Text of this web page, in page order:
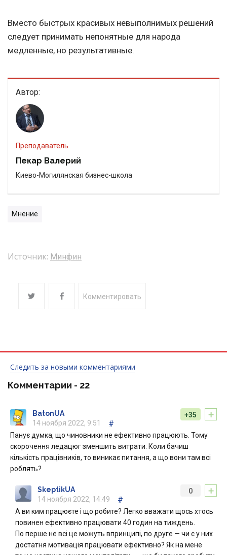
Вместо быстрых красивых невыполнимых решений
следует принимать непонятные для народа
медленные, но результативные.
Автор:
Преподаватель
Пекар Валерий
Киево-Могилянская бизнес-школа
Мнение
Источник: Минфин
Комментировать
Следить за новыми комментариями
Комментарии - 22
+
+35
BatonUA
14 ноября 2022, 9:51
#
Панує думка, що чиновники не ефективно працюють. Тому
скорочення ледацюг зменшить витрати. Коли бачиш
кількість працівників, то виникає питання, а що вони там всі
роблять?
+
0
SkeptikUA
14 ноября 2022, 14:49
#
А ви ким працюєте і що робите? Легко вважати щось хтось
повинен ефективно працювати 40 годин на тиждень.
По перше не всі це можуть впринципі, по друге — чи є у них
достатня мотивація працювати ефективно? Як на мене